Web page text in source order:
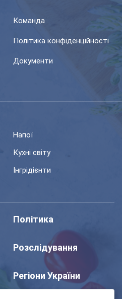
Команда
Політика конфіденційності
Документи
Напої
Кухні світу
Інгрідієнти
Політика
Розслідування
Регіони України